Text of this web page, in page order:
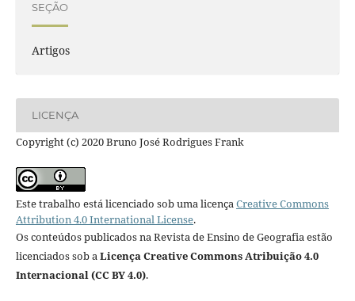
SEÇÃO
Artigos
LICENÇA
Copyright (c) 2020 Bruno José Rodrigues Frank
Este trabalho está licenciado sob uma licença Creative Commons
Attribution 4.0 International License.
Os conteúdos publicados na Revista de Ensino de Geografia estão
licenciados sob a Licença Creative Commons Atribuição 4.0
Internacional (CC BY 4.0).